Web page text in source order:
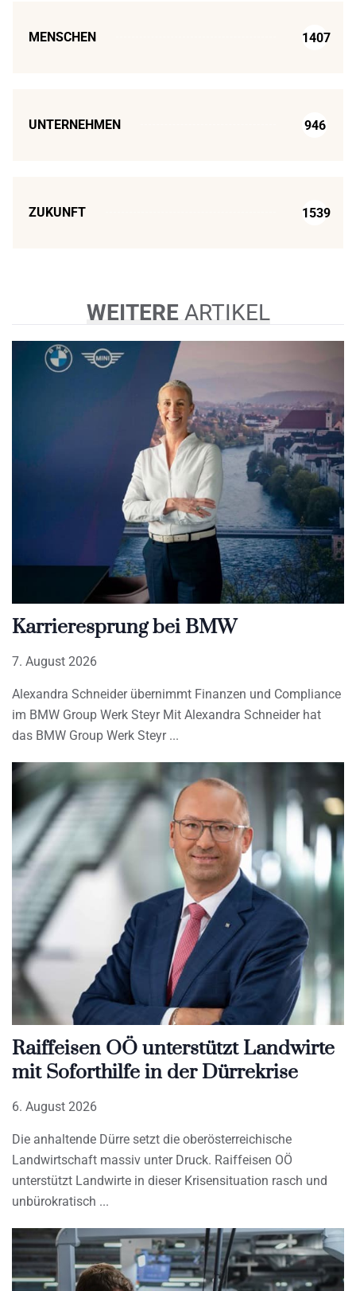
MENSCHEN 1407
UNTERNEHMEN 946
ZUKUNFT 1539
WEITERE ARTIKEL
Karrieresprung bei BMW
7. August 2026
Alexandra Schneider übernimmt Finanzen und Compliance
im BMW Group Werk Steyr Mit Alexandra Schneider hat
das BMW Group Werk Steyr
Raiffeisen OÖ unterstützt Landwirte
mit Soforthilfe in der Dürrekrise
6. August 2026
Die anhaltende Dürre setzt die oberösterreichische
Landwirtschaft massiv unter Druck. Raiffeisen OÖ
unterstützt Landwirte in dieser Krisensituation rasch und
unbürokratisch